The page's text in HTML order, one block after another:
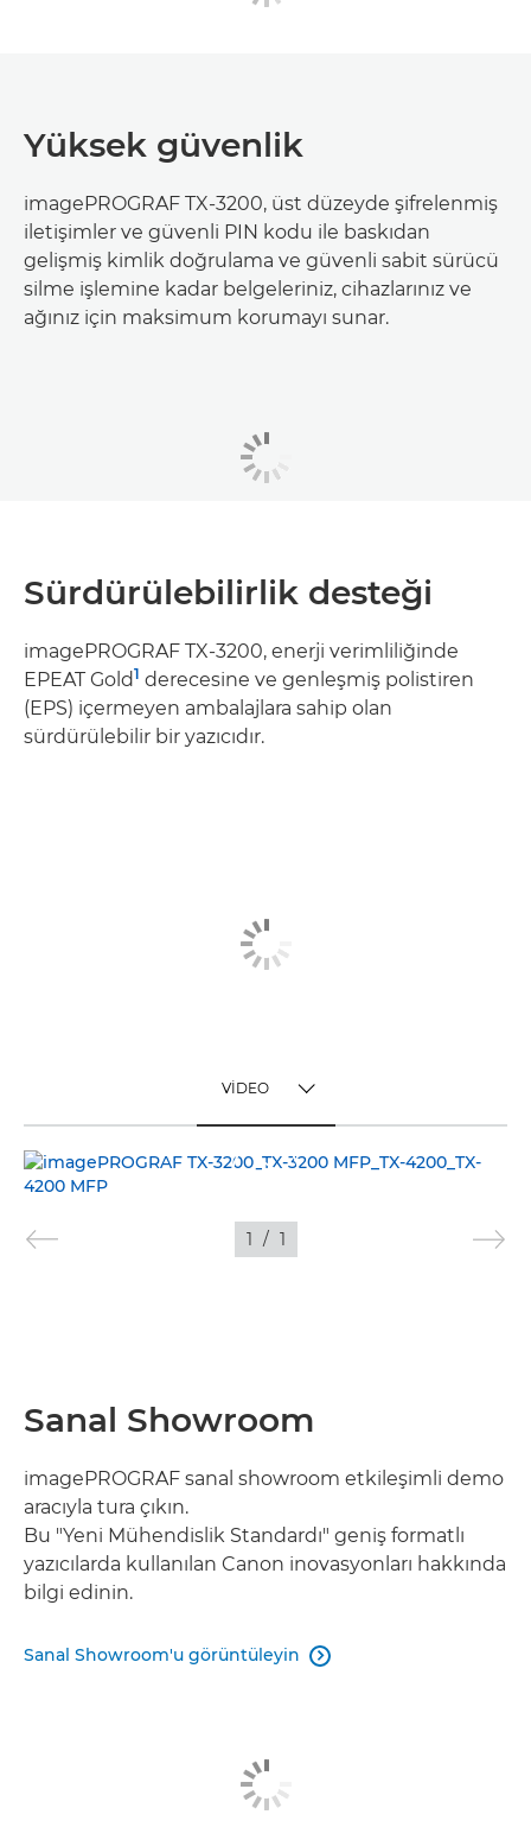
Yüksek güvenlik
imagePROGRAF TX-3200, üst düzeyde şifrelenmiş
iletişimler ve güvenli PIN kodu ile baskıdan
gelişmiş kimlik doğrulama ve güvenli sabit sürücü
silme işlemine kadar belgeleriniz, cihazlarınız ve
ağınız için maksimum korumayı sunar.
Sürdürülebilirlik desteği
imagePROGRAF TX-3200, enerji verimliliğinde
EPEAT Gold1 derecesine ve genleşmiş polistiren
(EPS) içermeyen ambalajlara sahip olan
sürdürülebilir bir yazıcıdır.
VİDEO
VİDEO
FOTOĞRAF
1 / 1
Sanal Showroom
imagePROGRAF sanal showroom etkileşimli demo
aracıyla tura çıkın.
Bu "Yeni Mühendislik Standardı" geniş formatlı
yazıcılarda kullanılan Canon inovasyonları hakkında
bilgi edinin.
Sanal Showroom'u görüntüleyin 